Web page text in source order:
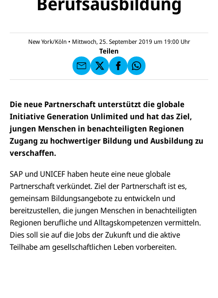
New York/Köln• Mittwoch, 25. September 2019 um 19:00 Uhr
Teilen
M
n
U
I
C
E
e
n
d
n
N
I
C
E
F
a
U
N
E
F
a
u
f
F
a
b
o
k
E
F
uf
W
h
a
p
p
Die neue Partnerschaft unterstützt die globale
Initiative Generation Unlimited und hat das Ziel,
jungen Menschen in benachteiligten Regionen
Zugang zu hochwertiger Bildung und Ausbildung zu
verschaffen.
SAP und UNICEF haben heute eine neue globale
Partnerschaft verkündet. Ziel der Partnerschaft ist es,
gemeinsam Bildungsangebote zu entwickeln und
bereitzustellen, die jungen Menschen in benachteiligten
Regionen berufliche und Alltagskompetenzen vermitteln.
Dies soll sie auf die Jobs der Zukunft und die aktive
Teilhabe am gesellschaftlichen Leben vorbereiten.